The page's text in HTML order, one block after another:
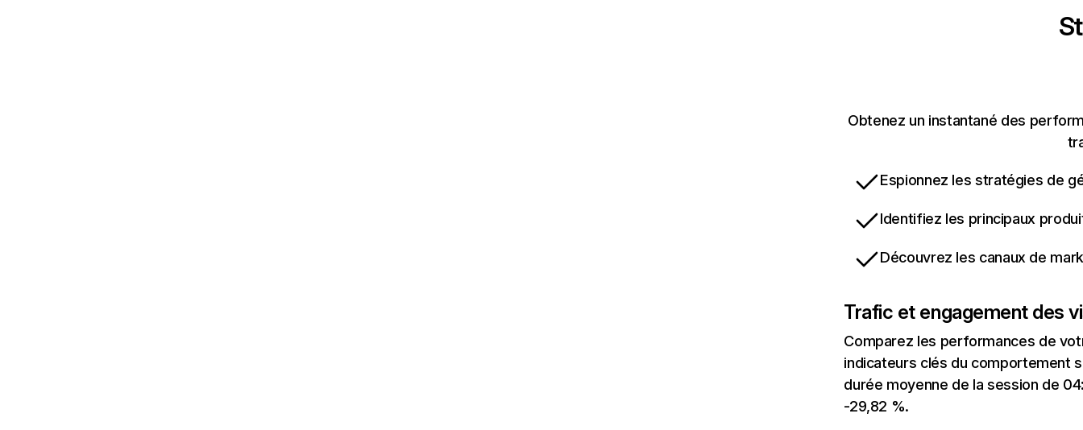
Obtenez un instantané des
Espionnez les stratégies de
Identifiez les principaux
Découvrez les canaux de
Trafic et engagement des
Comparez les performances de
indicateurs clés du comportement
durée moyenne de la session de
-29,82 %.